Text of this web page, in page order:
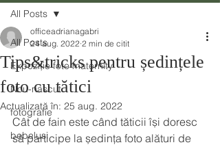
All Posts
Expoziție foto maternity
Nou-nascut
fotografie
bebelusi
All Posts
Tips&tricks pentru ședințele
foto cu tătici
officeadrianagabri
24 aug. 2022 2 min de citit
Actualizată în: 25 aug. 2022
Cât de fain este când tăticii își doresc
să participe la ședința foto alături de